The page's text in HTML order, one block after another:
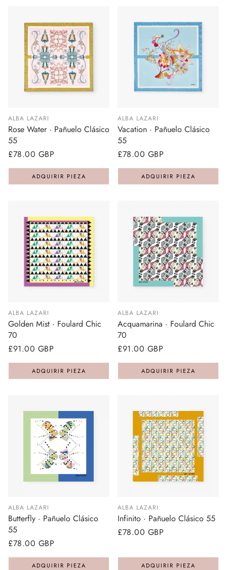
ALBA LAZARI
Rose Water · Pañuelo Clásico
55
Precio
regular
£78.00 GBP
ADQUIRIR PIEZA
ALBA LAZARI
Vacation · Pañuelo Clásico
55
Precio
regular
£78.00 GBP
ADQUIRIR PIEZA
ALBA LAZARI
Golden Mist · Foulard Chic
70
Precio
regular
£91.00 GBP
ADQUIRIR PIEZA
ALBA LAZARI
Acquamarina · Foulard Chic
70
Precio
regular
£91.00 GBP
ADQUIRIR PIEZA
ALBA LAZARI
Butterfly · Pañuelo Clásico
55
Precio
regular
£78.00 GBP
ADQUIRIR PIEZA
ALBA LAZARI
Infinito · Pañuelo Clásico 55
Precio
£78.00 GBP
ADQUIRIR PIEZA